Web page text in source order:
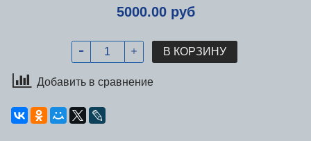
5000.00 руб
В КОРЗИНУ
Добавить в сравнение